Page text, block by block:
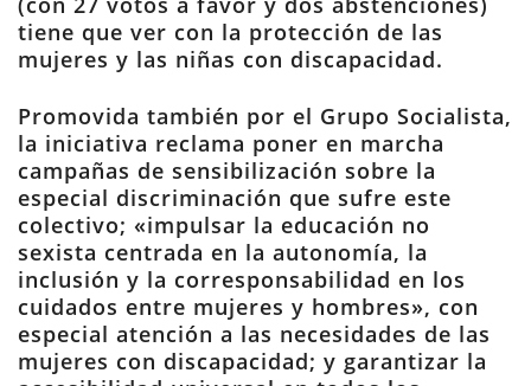
tiene que ver con la protección de las
mujeres y las niñas con discapacidad.
Promovida también por el Grupo Socialista,
la iniciativa reclama poner en marcha
campañas de sensibilización sobre la
especial discriminación que sufre este
colectivo; «impulsar la educación no
sexista centrada en la autonomía, la
inclusión y la corresponsabilidad en los
cuidados entre mujeres y hombres», con
especial atención a las necesidades de las
mujeres con discapacidad; y garantizar la